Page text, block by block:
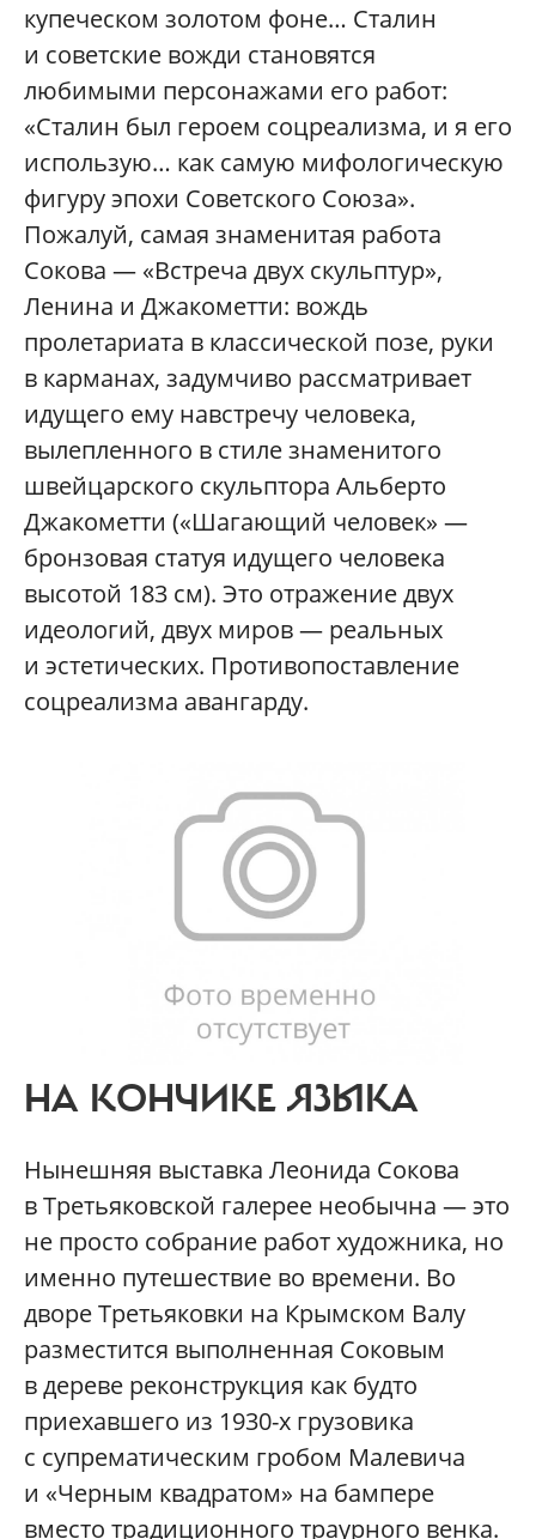
купеческом золотом фоне… Сталин
и советские вожди становятся
любимыми персонажами его работ:
«Сталин был героем соцреализма, и я его
использую… как самую мифологическую
фигуру эпохи Советского Союза».
Пожалуй, самая знаменитая работа
Сокова — «Встреча двух скульптур»,
Ленина и Джакометти: вождь
пролетариата в классической позе, руки
в карманах, задумчиво рассматривает
идущего ему навстречу человека,
вылепленного в стиле знаменитого
швейцарского скульптора Альберто
Джакометти («Шагающий человек» —
бронзовая статуя идущего человека
высотой 183 см). Это отражение двух
идеологий, двух миров — реальных
и эстетических. Противопоставление
соцреализма авангарду.
НА КОНЧИКЕ ЯЗЫКА
Нынешняя выставка Леонида Сокова
в Третьяковской галерее необычна — это
не просто собрание работ художника, но
именно путешествие во времени. Во
дворе Третьяковки на Крымском Валу
разместится выполненная Соковым
в дереве реконструкция как будто
приехавшего из 1930-х грузовика
с супрематическим гробом Малевича
и «Черным квадратом» на бампере
вместо традиционного траурного венка.